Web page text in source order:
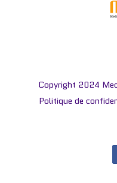
Copyright 2024
Politique de